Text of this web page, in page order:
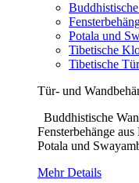
Potala und
Tibetische
Tibetische
Tür- und
Buddhistische
Fensterbehänge
Potala und
Mehr Details